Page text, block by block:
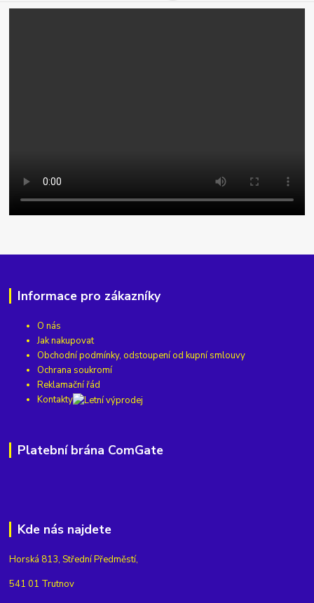
Informace pro zákazníky
O nás
Jak nakupovat
Obchodní podmínky, odstoupení od kupní smlouvy
Ochrana soukromí
Reklamační řád
Kontakty
Platební brána ComGate
Kde nás najdete
Horská 813, Střední Předměstí,
541 01 Trutnov